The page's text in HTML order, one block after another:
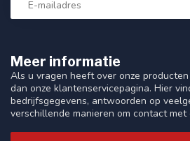
Meer informatie
Als u vragen heeft over onze
dan onze klantenservicepagina. Hier
bedrijfsgegevens, antwoorden op
verschillende manieren om contact met